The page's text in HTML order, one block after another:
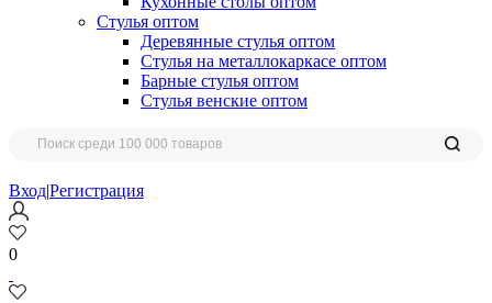
Стулья оптом
Деревянные стулья оптом
Стулья на металлокаркасе оптом
Барные стулья оптом
Стулья венские оптом
Вход|Регистрация
0